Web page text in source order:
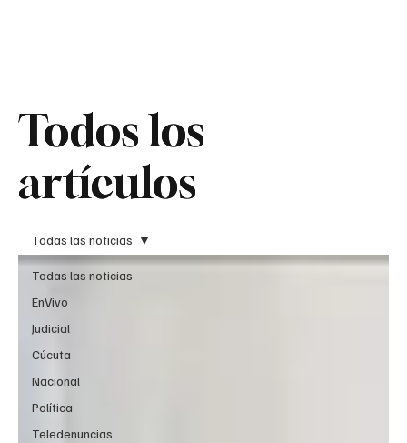
Todos los
artículos
Todos los
artículos
Todas las noticias
EnVivo
Judicial
Cúcuta
Nacional
Política
Teledenuncias
Todas las noticias